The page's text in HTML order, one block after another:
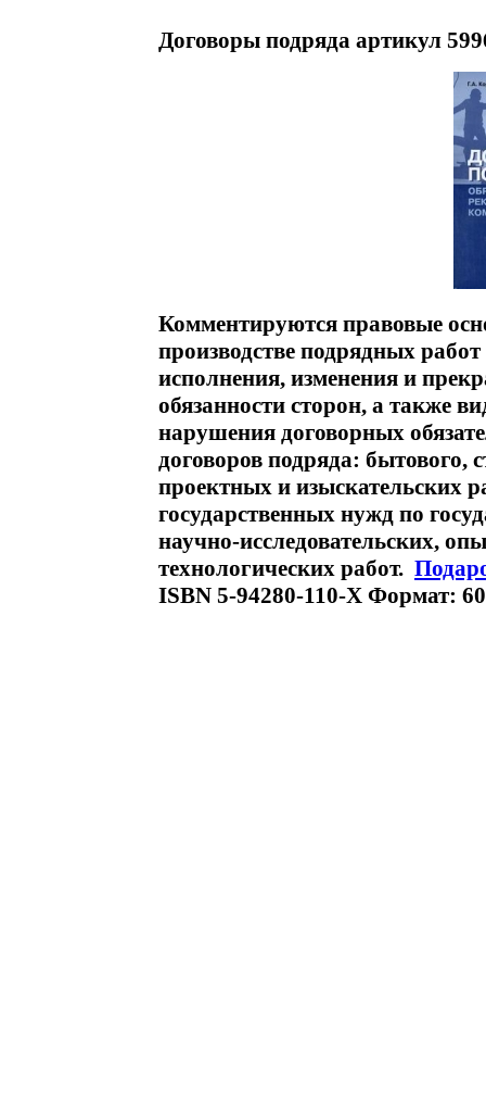
Договоры подряда артикул
Комментируются правовые
производстве подрядных
исполнения, изменения и
обязанности сторон, а также
нарушения договорных
договоров подряда: бытового,
проектных и изыскательских
государственных нужд по
научно-исследовательских,
технологических работ.
ISBN 5-94280-110-X Формат: